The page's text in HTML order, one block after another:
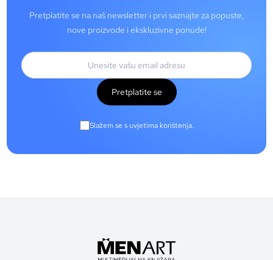
Pretplatite se na naš newsletter i prvi saznajte za popuste,
nove proizvode i ekskluzivne ponude!
Pretplatite se
Slažem se s uvjetima korištenja.